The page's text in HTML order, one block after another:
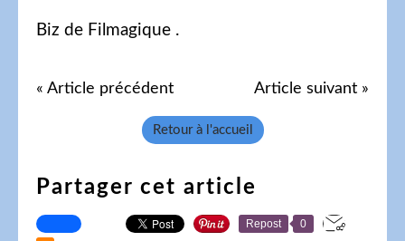
Biz de Filmagique .
« Article précédent Article suivant »
Retour à l'accueil
Partager cet article
Repost 0